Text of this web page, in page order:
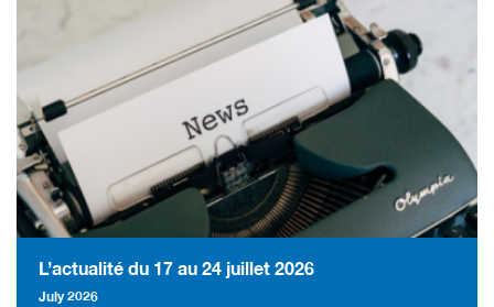
L’actualité du 17 au 24 juillet 2026
July 2026